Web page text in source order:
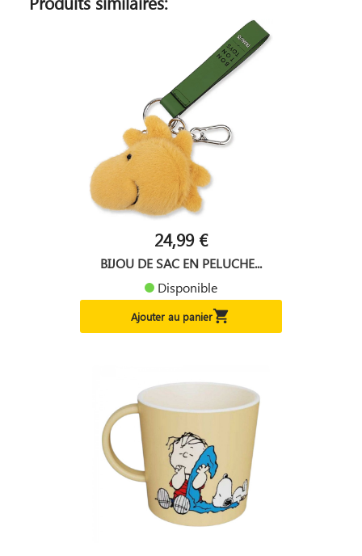
24,99 €
BIJOU DE SAC EN PELUCHE...
Disponible
Ajouter au panier